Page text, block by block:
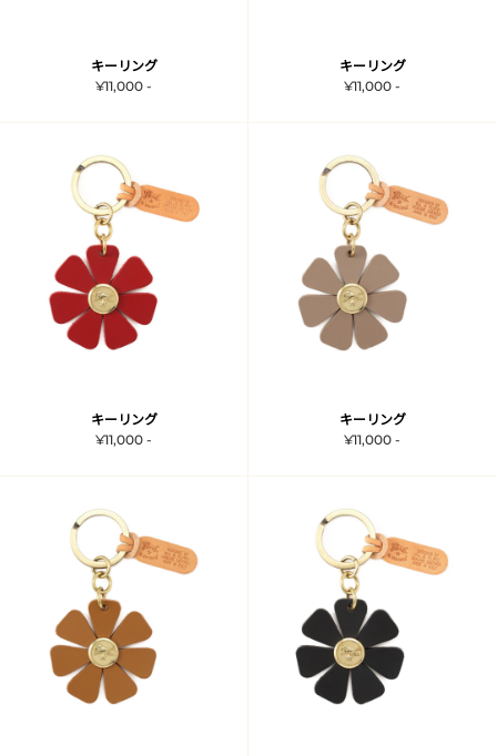
キーリング
¥11,000 -
キーリング
¥11,000 -
キーリング
¥11,000 -
キーリング
¥11,000 -